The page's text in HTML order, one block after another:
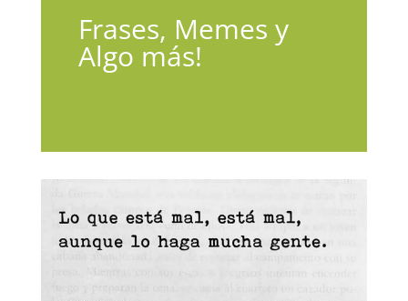
Frases, Memes y
Algo más!